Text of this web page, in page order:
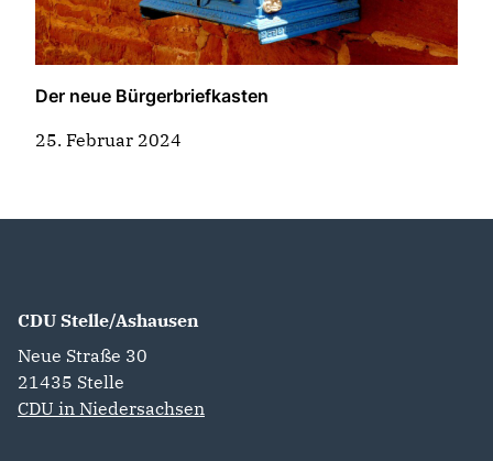
Der neue Bürgerbriefkasten
25. Februar 2024
CDU Stelle/Ashausen
Neue Straße 30
21435 Stelle
CDU in Niedersachsen